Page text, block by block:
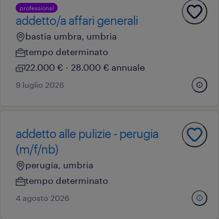
professional
addetto/a affari generali
bastia umbra, umbria
tempo determinato
22.000 € - 28.000 € annuale
9 luglio 2026
addetto alle pulizie - perugia
(m/f/nb)
perugia, umbria
tempo determinato
4 agosto 2026